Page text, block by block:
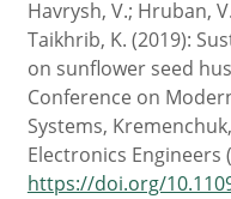
Havrysh, V.; Hruban,
Taikhrib, K. (2019):
on sunflower seed
Conference on
Systems,
Electronics Engineers
https://doi.org/